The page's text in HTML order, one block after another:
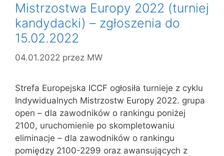
Mistrzostwa Europy 2022 (turniej
kandydacki) – zgłoszenia do
15.02.2022
04.01.2022 przez MW
Strefa Europejska ICCF ogłosiła turnieje z cyklu
Indywidualnych Mistrzostw Europy 2022. grupa
open – dla zawodników o rankingu poniżej
2100, uruchomienie po skompletowaniu
eliminacje – dla zawodników o rankingu
pomiędzy 2100-2299 oraz awansujących z